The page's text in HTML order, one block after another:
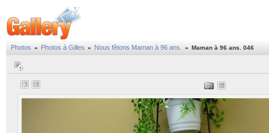
Photos » Photos à Gilles » Nous fêtons Maman à 96 ans. » Maman à 96 ans. 046